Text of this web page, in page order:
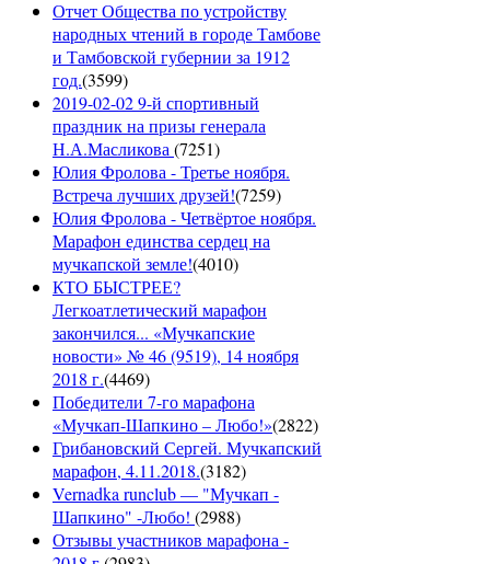
Отчет Общества по устройству
народных чтений в городе Тамбове
и Тамбовской губернии за 1912
год.(3599)
2019-02-02 9-й спортивный
праздник на призы генерала
Н.А.Масликова(7251)
Юлия Фролова - Третье ноября.
Встреча лучших друзей!(7259)
Юлия Фролова - Четвёртое ноября.
Марафон единства сердец на
мучкапской земле!(4010)
КТО БЫСТРЕЕ?
Легкоатлетический марафон
закончился... «Мучкапские
новости» № 46 (9519), 14 ноября
2018 г.(4469)
Победители 7-го марафона
«Мучкап-Шапкино – Любо!»(2822)
Грибановский Сергей. Мучкапский
марафон, 4.11.2018.(3182)
Vernadka runclub — "Мучкап -
Шапкино" -Любо! (2988)
Отзывы участников марафона -